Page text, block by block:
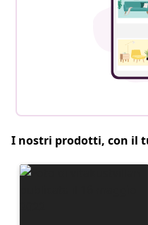
I nostri prodotti, con il